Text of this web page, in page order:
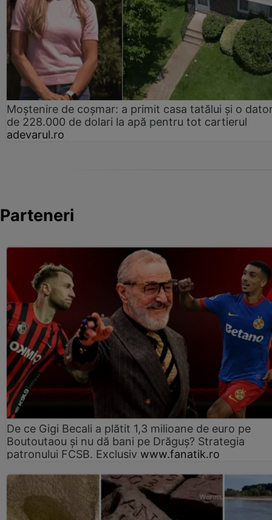
Moștenire de coșmar: a primit casa tatălui și o
de 228.000 de dolari la apă pentru tot cartierul
adevarul.ro
Parteneri
De ce Gigi Becali a plătit 1,3 milioane de euro pe
Boutoutaou și nu dă bani pe Drăguș? Strategia
patronului FCSB. Exclusiv www.fanatik.ro